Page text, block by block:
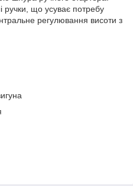
ручки, що усуває потребу
регулювання висоти з